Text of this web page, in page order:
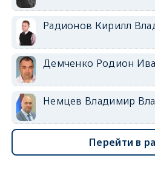
Радионов Кирилл
Демченко Родион
Немцев Владимир
Перейти в